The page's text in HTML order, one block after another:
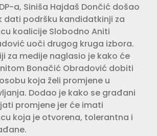
a, Siniša Hajdaš Dončić došao
dati podršku kandidatkinji za
koalicije Slobodno Aniti
uoči drugog kruga izbora.
za medije naglasio je kako će
Bonačić Obradović dobiti
koja želi promjene u
Dodao je kako se građani
promjene jer će imati
koja je otvorena, tolerantna i